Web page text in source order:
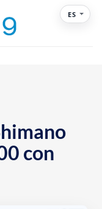
con
ES